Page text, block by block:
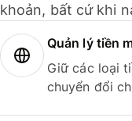
khoản, bất cứ khi
Quản lý tiền
Giữ các loại
chuyển đổi